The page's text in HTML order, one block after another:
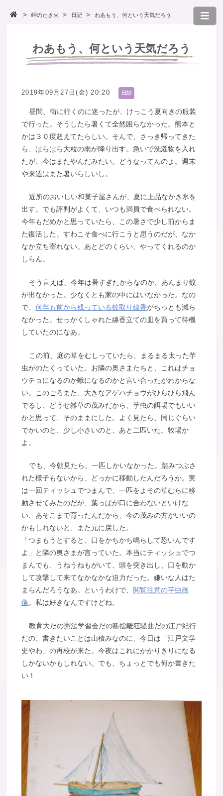
岬のたき火 日記 わあもう、何という天気だろう
わあもう、何という天気だろう
2019年09月27日(金) 20:20 日記
昼間、街に行くのに迷ったが、けっこう夏向きの服装
で行った。そうしたら暑くて全然困らなかった。熊本と
かは３０度超えてたらしい。そんで、さっき帰ってきた
ら、ぱらぱら大粒の雨が降り出す。急いで洗濯物を入れ
たが、今はまたやんだみたい。どうなってんのよ。週末
や来週はまた暑いらしいし。
近所のおいしい和菓子屋さんが、夏に上品なかき氷を
出す。でも評判がよくて、いつも満員で食べられない。
今年もだめかと思っていたら、この暑さで少し前からま
た復活した。すわこそ食べに行こうと思うのだが、なか
なか立ち寄れない。あとどのくらい、やってくれるのか
しらん。
そう言えば、今年は暑すぎたからなのか、あんまり蚊
が出なかった。少なくとも家の中にはいなかった。なの
で、何年も前から残っている蚊取り線香がちっとも減ら
なかった。せっかくしゃれた線香立ての皿を買って待機
していたのになあ。
この前、庭の草をむしっていたら、まるまる太った芋
虫がのたくっていた。お隣の奥さまたちと、これはチョ
ウチョになるのか蛾になるのかと言い合ったがわからな
い。このごろまた、大きなアゲハチョウがひらひら飛ん
でるし、どうせ雑草の茂みだから、芋虫の餌場でもいい
かと思って、そのままにした。よく見たら、同じぐらい
でかいのと、少し小さいのと、あと二匹いた。牧場か
よ。
でも、今朝見たら、一匹しかいなかった。踏みつぶさ
れた様子もないから、どっかに移動したんだろうか。実
は一回ティッシュでつまんで、一匹をよその草むらに移
動させてみたのだが、葉っぱが口に合わないといけな
い、あそこまで育ったんだから、今の茂みの方がいいの
かもしれないと、また元に戻した。
「つまもうとすると、口をかちかち鳴らして恐いんです
よ」と隣の奥さまが言っていた。本当にティッシュでつ
まんでも、うねうねもがいて、頭を突き出し、口を動か
して攻撃して来てなかなかな迫力だった。嫌いな人はた
まらんだろうなあ。というわけで、 閲覧注意の芋虫画
像。私は好きなんですけどね。
教育大だの憲法学習会だの断捨離狂騒曲だの江戸紀行
だの、書きたいことは山積みなのに、今日は「江戸文学
史やわ」の再校が来た。今夜はこれにかかりきりになる
しかないかもしれない。でも、ちょっとでも何か書きた
い！